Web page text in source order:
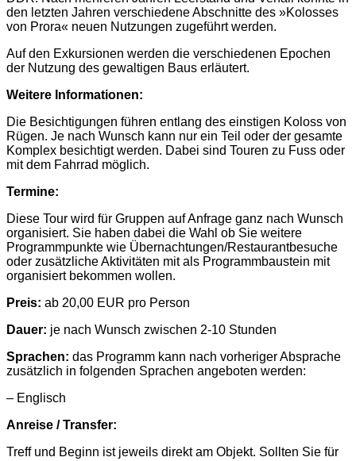
den letzten Jahren verschiedene Abschnitte des »Kolosses
von Prora« neuen Nutzungen zugeführt werden.
Auf den Exkursionen werden die verschiedenen Epochen
der Nutzung des gewaltigen Baus erläutert.
Weitere Informationen:
Die Besichtigungen führen entlang des einstigen Koloss von
Rügen. Je nach Wunsch kann nur ein Teil oder der gesamte
Komplex besichtigt werden. Dabei sind Touren zu Fuss oder
mit dem Fahrrad möglich.
Termine:
Diese Tour wird für Gruppen auf Anfrage ganz nach Wunsch
organisiert. Sie haben dabei die Wahl ob Sie weitere
Programmpunkte wie Übernachtungen/Restaurantbesuche
oder zusätzliche Aktivitäten mit als Programmbaustein mit
organisiert bekommen wollen.
Preis: ab 20,00 EUR pro Person
Dauer: je nach Wunsch zwischen 2-10 Stunden
Sprachen: das Programm kann nach vorheriger Absprache
zusätzlich in folgenden Sprachen angeboten werden:
– Englisch
Anreise / Transfer:
Treff und Beginn ist jeweils direkt am Objekt. Sollten Sie für